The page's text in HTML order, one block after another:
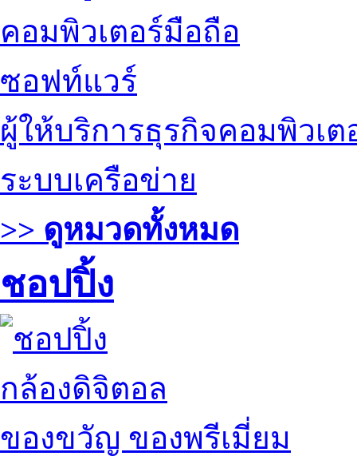
คอมพิวเตอร์มือถือ
ซอฟท์แวร์
ผู้ให้บริการธุรกิจคอมพิวเต
ระบบเครือข่าย
>> ดูหมวดทั้งหมด
ชอปปิ้ง
กล้องดิจิตอล
ของขวัญ ของพรีเมี่ยม